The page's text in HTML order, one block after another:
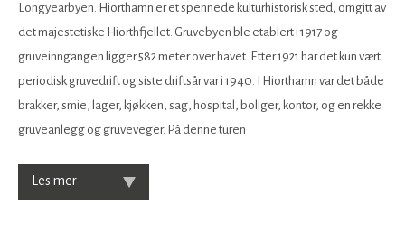
Longyearbyen. Hiorthamn er et spennede kulturhistorisk sted, omgitt av
det majestetiske Hiorthfjellet. Gruvebyen ble etablert i 1917 og
gruveinngangen ligger 582 meter over havet. Etter 1921 har det kun vært
periodisk gruvedrift og siste driftsår var i 1940. I Hiorthamn var det både
brakker, smie, lager, kjøkken, sag, hospital, boliger, kontor, og en rekke
gruveanlegg og gruveveger. På denne turen
Les mer